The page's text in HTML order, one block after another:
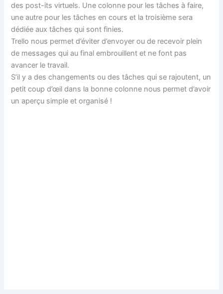
des post-its virtuels. Une colonne pour les tâches à faire,
une autre pour les tâches en cours et la troisième sera
dédiée aux tâches qui sont finies.
Trello nous permet d’éviter d’envoyer ou de recevoir plein
de messages qui au final embrouillent et ne font pas
avancer le travail.
S’il y a des changements ou des tâches qui se rajoutent, un
petit coup d’œil dans la bonne colonne nous permet d’avoir
un aperçu simple et organisé !